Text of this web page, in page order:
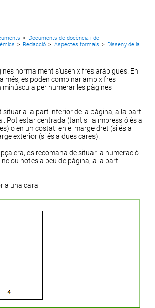
> Documents de docència i de
> Redacció > Aspectes formals > Disseny de la
normalment s’usen xifres aràbigues. En
més, es poden combinar amb xifres
minúscula per numerar les pàgines
situar a la part inferior de la pàgina, a la part
Pot estar centrada (tant si la impressió és a
o en un costat: en el marge dret (si és a
exterior (si és a dues cares).
es recomana de situar la numeració
notes a peu de pàgina, a la part
a una cara